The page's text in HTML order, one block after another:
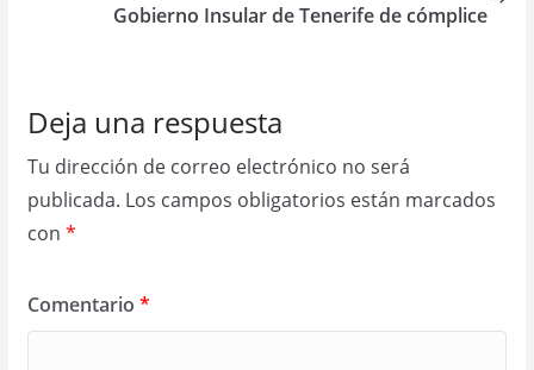
Gobierno Insular de Tenerife de cómplice
Deja una respuesta
Tu dirección de correo electrónico no será
publicada. Los campos obligatorios están marcados
con *
Comentario *